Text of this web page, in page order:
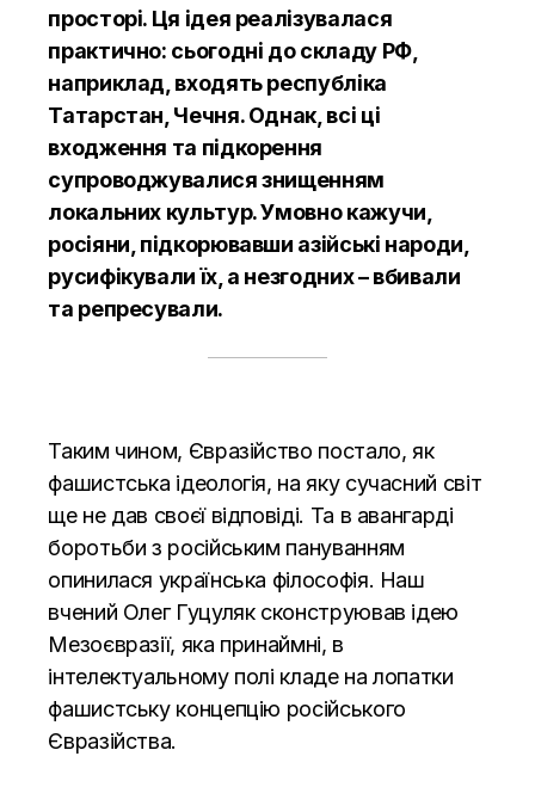
просторі. Ця ідея реалізувалася
практично: сьогодні до складу РФ,
наприклад, входять республіка
Татарстан, Чечня. Однак, всі ці
входження та підкорення
супроводжувалися знищенням
локальних культур. Умовно кажучи,
росіяни, підкорювавши азійські народи,
русифікували їх, а незгодних – вбивали
та репресували.
Таким чином, Євразійство постало, як
фашистська ідеологія, на яку сучасний світ
ще не дав своєї відповіді. Та в авангарді
боротьби з російським пануванням
опинилася українська філософія. Наш
вчений Олег Гуцуляк сконструював ідею
Мезоєвразії, яка принаймні, в
інтелектуальному полі кладе на лопатки
фашистську концепцію російського
Євразійства.